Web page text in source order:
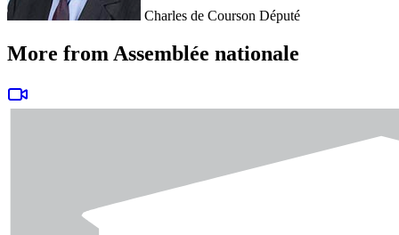
Charles de Courson Député
More from Assemblée nationale